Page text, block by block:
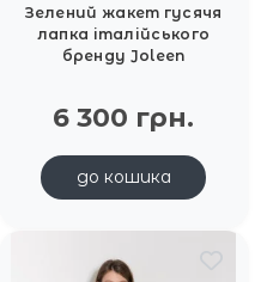
Зелений жакет гусячя
лапка італійського
бренду Joleen
6 300 грн.
до кошика